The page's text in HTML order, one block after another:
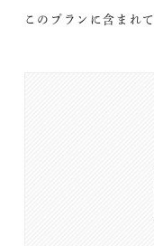
このプランに含まれ